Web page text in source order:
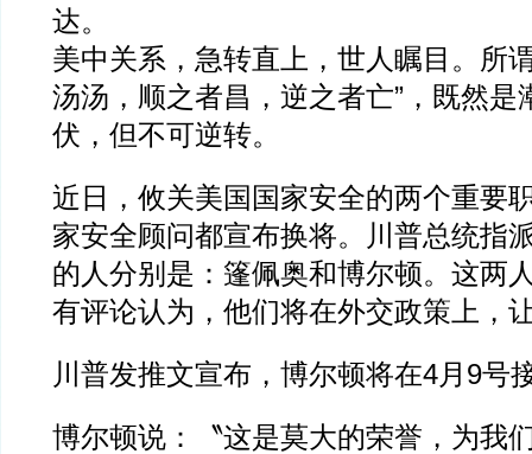
达。
美中关系，急转直上，世人瞩目。所
汤汤，顺之者昌，逆之者亡”，既然是
伏，但不可逆转。
近日，攸关美国国家安全的两个重要
家安全顾问都宣布换将。川普总统指
的人分别是：篷佩奥和博尔顿。这两
有评论认为，他们将在外交政策上，
川普发推文宣布，博尔顿将在4月9号
博尔顿说：〝这是莫大的荣誉，为我